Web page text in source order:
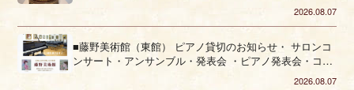
2026.08.07
■藤野美術館（東館） ピアノ貸切のお知らせ・ サロンコ
ンサート・アンサンブル・発表会 ・ピアノ発表会・コー
2026.08.07